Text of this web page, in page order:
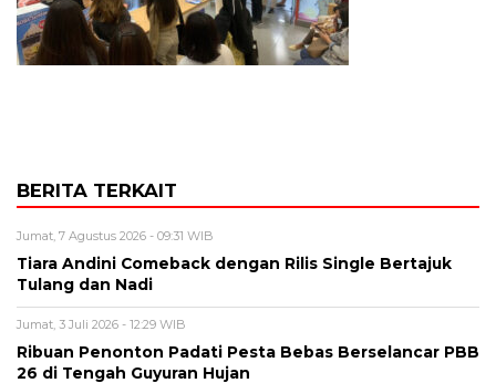
BERITA TERKAIT
Jumat, 7 Agustus 2026 - 09:31 WIB
Tiara Andini Comeback dengan Rilis Single Bertajuk
Tulang dan Nadi
Jumat, 3 Juli 2026 - 12:29 WIB
Ribuan Penonton Padati Pesta Bebas Berselancar PBB
26 di Tengah Guyuran Hujan